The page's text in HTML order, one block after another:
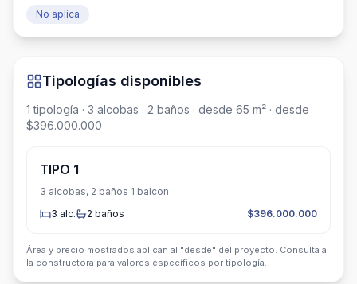
No aplica
Tipologías disponibles
1 tipología · 3 alcobas · 2 baños · desde 65 m² · desde
$396.000.000
TIPO 1
3 alcobas, 2 baños 1 balcon
3 alc. 2 baños $396.000.000
Área y precio mostrados aplican al "desde" del proyecto. Consulta a
la constructora para valores específicos por tipología.